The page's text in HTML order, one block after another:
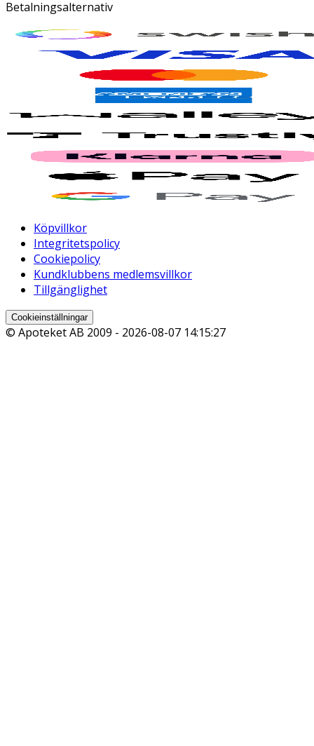
Betalningsalternativ
Köpvillkor
Integritetspolicy
Cookiepolicy
Kundklubbens medlemsvillkor
Tillgänglighet
Cookieinställningar
© Apoteket AB 2009 - 2026-08-07 14:15:27